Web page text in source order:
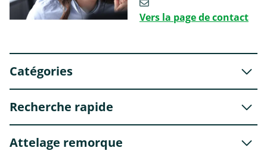
Vers la page de contact
Catégories
Recherche rapide
Attelage remorque